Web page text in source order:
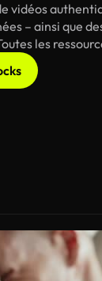
vidéos
– ainsi que
les